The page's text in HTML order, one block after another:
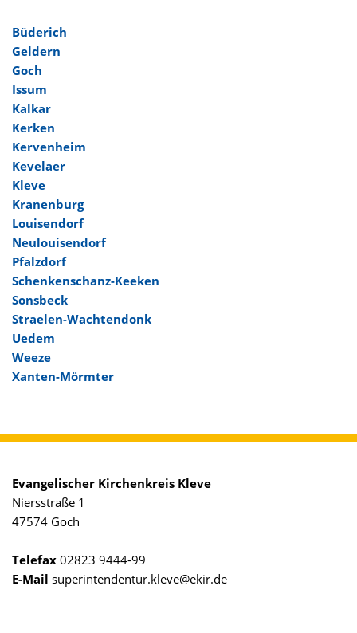
Büderich
Geldern
Goch
Issum
Kalkar
Kerken
Kervenheim
Kevelaer
Kleve
Kranenburg
Louisendorf
Neulouisendorf
Pfalzdorf
Schenkenschanz-Keeken
Sonsbeck
Straelen-Wachtendonk
Uedem
Weeze
Xanten-Mörmter
Evangelischer Kirchenkreis Kleve
Niersstraße 1
47574 Goch
Telefax 02823 9444-99
E-Mail superintendentur.kleve@ekir.de